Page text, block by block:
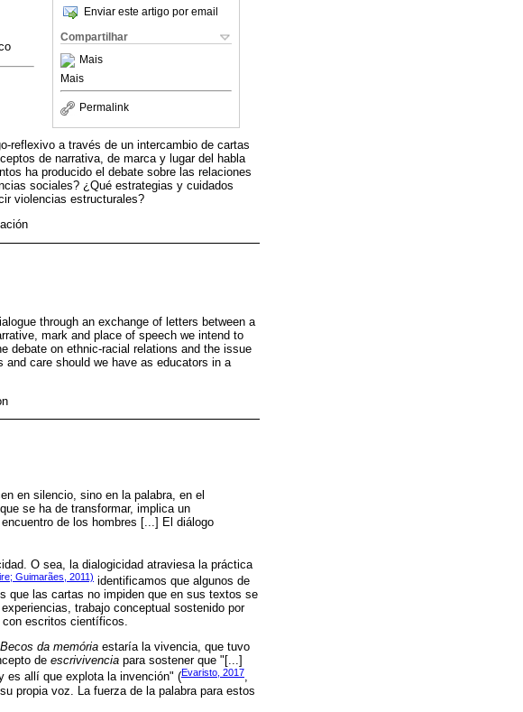
Enviar este artigo por email
Compartilhar
Mais
Mais
Permalink
reflexivo a través de un intercambio de cartas
de narrativa, de marca y lugar del habla
ha producido el debate sobre las relaciones
sociales? ¿Qué estrategias y cuidados
violencias estructurales?
through an exchange of letters between a
mark and place of speech we intend to
debate on ethnic-racial relations and the issue
care should we have as educators in a
en silencio, sino en la palabra, en el
se ha de transformar, implica un
de los hombres [...] El diálogo
O sea, la dialogicidad atraviesa la práctica
Guimarães, 2011) identificamos que algunos de
que las cartas no impiden que en sus textos se
trabajo conceptual sostenido por
escritos científicos.
Becos da memória estaría la vivencia, que tuvo
de escrivivencia para sostener que "[...]
es allí que explota la invención" (Evaristo, 2017,
propia voz. La fuerza de la palabra para estos